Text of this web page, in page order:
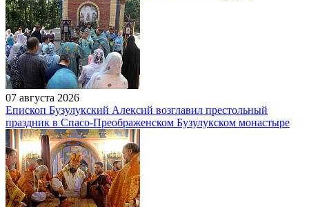
07 августа 2026
Епископ Бузулукский Алексий возглавил престольный
праздник в Спасо-Преображенском Бузулукском монастыре